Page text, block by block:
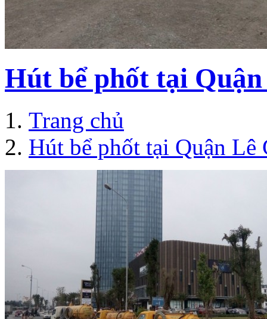
Hút bể phốt tại
Trang chủ
Hút bể phốt tại Quận Lê